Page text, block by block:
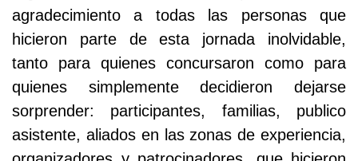
agradecimiento a todas las personas que
hicieron parte de esta jornada inolvidable,
tanto para quienes concursaron como para
quienes simplemente decidieron dejarse
sorprender: participantes, familias, publico
asistente, aliados en las zonas de experiencia,